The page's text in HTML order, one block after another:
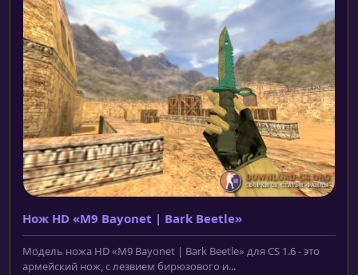
Нож HD «M9 Bayonet | Bark Beetle»
Модель ножа HD «M9 Bayonet | Bark Beetle» для CS 1.6 - это
армейский нож, с лезвием бирюзового и...